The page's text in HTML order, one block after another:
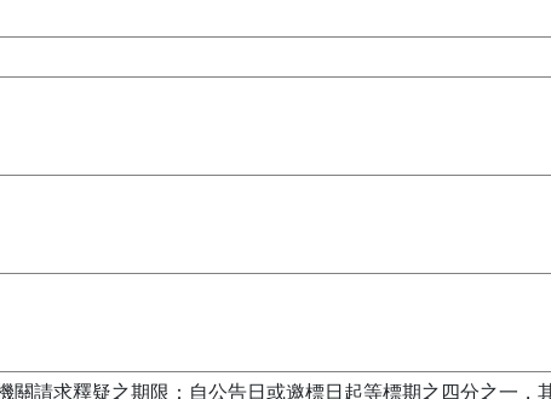
請求釋疑之期限：自公告日或邀標日起等標期之四分之一，